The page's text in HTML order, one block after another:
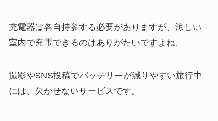
充電器は各自持参する必要がありますが、涼しい
室内で充電できるのはありがたいですよね。
撮影やSNS投稿でバッテリーが減りやすい旅行中
には、欠かせないサービスです。